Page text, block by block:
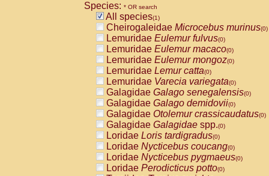
CebidaeCebus capucinus
CebidaeCebus nigrivittatus
CebidaeCebus spp.(0)
CebidaeSaimiri boliviensis(0)
CebidaeSaimiri sciureus(0)
AtelidaeAlouatta caraya(0)
AtelidaeAlouatta fusca(0)
AtelidaeAlouatta seniculus(0)
AtelidaeAlouattaspp.(0)
AtelidaeAteles belzebuth(0)
AtelidaeAteles geoffroyi(0)
AtelidaeAteles paniscus(0)
AtelidaeAtelesspp.(0)
AtelidaeLagothrix lagothricha(0)
AtelidaeLagothrix lagothricha cana
PitheciidaeCacajao calvus
Species: * OR search
All species(1)
Cheirogaleidae Microcebus murinus(0)
Lemuridae Eulemur fulvus(0)
Lemuridae Eulemur macaco(0)
Lemuridae Eulemur mongoz(0)
Lemuridae Lemur catta(0)
Lemuridae Varecia variegata(0)
Galagidae Galago senegalensis(0)
Galagidae Galago demidovii(0)
Galagidae Otolemur crassicaudatus(0)
Galagidae Galagidae spp.(0)
Loridae Loris tardigradus(0)
Loridae Nycticebus coucang(0)
Loridae Nycticebus pygmaeus(0)
Loridae Perodicticus potto(0)